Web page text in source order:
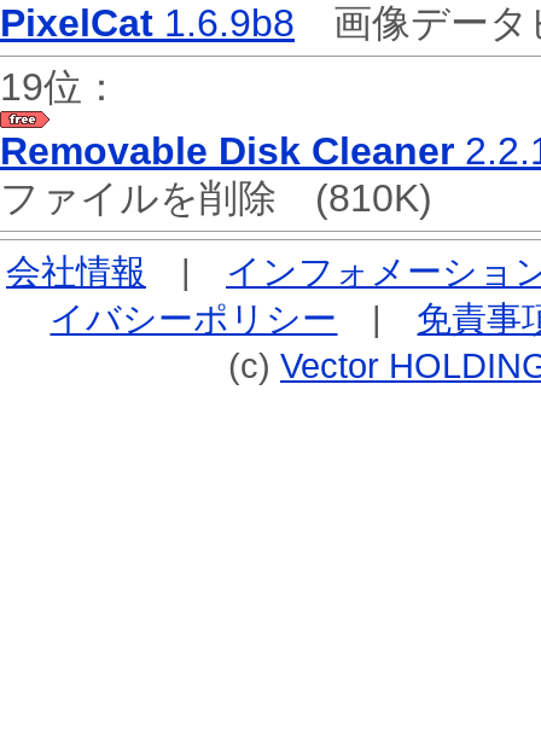
PixelCat 1.6.9b8 画像デー
19位：
Removable Disk Cleaner
ファイルを削除 (810K)
会社情報 | インフォメーショ
イバシーポリシー | 免責事
(c) Vector